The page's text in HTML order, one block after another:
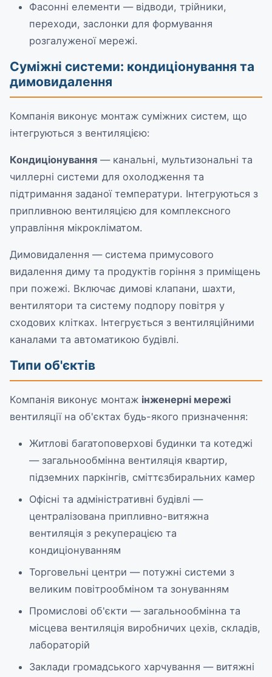
Фасонні елементи — відводи, трійники,
переходи, заслонки для формування
розгалуженої мережі.
Суміжні системи: кондиціонування та
димовидалення
Компанія виконує монтаж суміжних систем, що
інтегруються з вентиляцією:
Кондиціонування — канальні, мультизональні та
чиллерні системи для охолодження та
підтримання заданої температури. Інтегруються з
припливною вентиляцією для комплексного
управління мікрокліматом.
Димовидалення — система примусового
видалення диму та продуктів горіння з приміщень
при пожежі. Включає димові клапани, шахти,
вентилятори та систему подпору повітря у
сходових клітках. Інтегрується з вентиляційними
каналами та автоматикою будівлі.
Типи об'єктів
Компанія виконує монтаж інженерні мережі
вентиляції на об'єктах будь-якого призначення:
Житлові багатоповерхові будинки та котеджі
— загальнообмінна вентиляція квартир,
підземних паркінгів, сміттєзбиральних камер
Офісні та адміністративні будівлі —
централізована припливно-витяжна
вентиляція з рекуперацією та
кондиціонуванням
Торговельні центри — потужні системи з
великим повітрообміном та зонуванням
Промислові об'єкти — загальнообмінна та
місцева вентиляція виробничих цехів, складів,
лабораторій
Заклади громадського харчування — витяжні